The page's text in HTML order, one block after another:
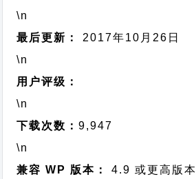
\n
最后更新：
2017年10月26日
\n
用户评级：
\n
下载次数：9,947
\n
兼容 WP 版本：
4.9 或更高版本